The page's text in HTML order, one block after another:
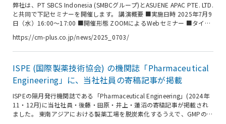
弊社は、PT SBCS Indonesia (SMBCグループ)とASUENE APAC PTE. LTD.
と共同で下記セミナーを開催します。 講演概要 ■実施日時 2025年7月9
日（水）16:00～17:00 ■開催形態 ZOOMによるWebセミナー ■タイト
16:00～16:20 講演タイトル 「インドネシアを取り巻く脱炭素関連規制
および企業の取組状況」 最新！インドネシア温室効果ガス（GHG）の排
よび企業の取組み事例 講師 黒原 大輔（くろはら だいす...
https://cm-plus.co.jp/news/2025_0703/
ISPE (国際製薬技術協会) の機関誌「Pharmaceutical
Engineering」に、当社社員の寄稿記事が掲載
ISPEの隔月発行機関誌である「Pharmaceutical Engineering」(2024年
11・12月)に当社社員・後藤・田原・井上・蓮沼の寄稿記事が掲載され
ました。 東南アジアにおける製薬工場を脱炭素化するうえで、GMPの観